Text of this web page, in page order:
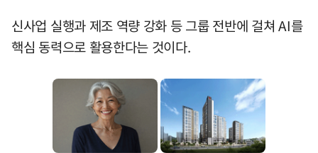
신사업 실행과 제조 역량 강화 등 그룹 전반에 걸쳐 AI를
핵심 동력으로 활용한다는 것이다.